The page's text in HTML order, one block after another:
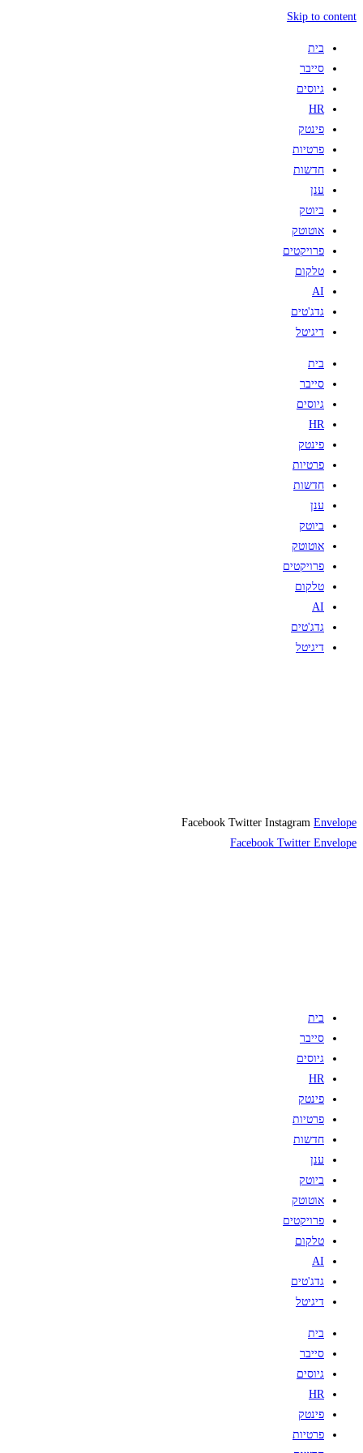
Skip to content
בית
סייבר
גיוסים
HR
פינטק
פרטיות
חדשות
ענן
ביוטק
אוטוטק
פרויקטים
טלקום
AI
גדג'טים
דיגיטל
בית
סייבר
גיוסים
HR
פינטק
פרטיות
חדשות
ענן
ביוטק
אוטוטק
פרויקטים
טלקום
AI
גדג'טים
דיגיטל
Facebook Twitter Instagram Envelope
Facebook Twitter Envelope
בית
סייבר
גיוסים
HR
פינטק
פרטיות
חדשות
ענן
ביוטק
אוטוטק
פרויקטים
טלקום
AI
גדג'טים
דיגיטל
בית
סייבר
גיוסים
HR
פינטק
פרטיות